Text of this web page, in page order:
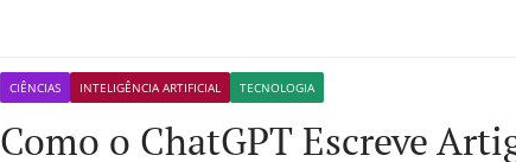
CIÊNCIAS INTELIGÊNCIA ARTIFICIAL TECNOLOGIA
Como o ChatGPT Escreve